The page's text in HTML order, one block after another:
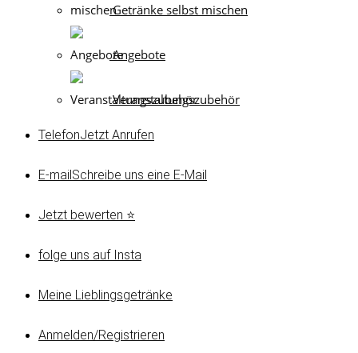
Getränke selbst mischen
Angebote
Veranstaltungszubehör
TelefonJetzt Anrufen
E-mailSchreibe uns eine E-Mail
Jetzt bewerten ⭐
folge uns auf Insta
Meine Lieblingsgetränke
Anmelden/Registrieren